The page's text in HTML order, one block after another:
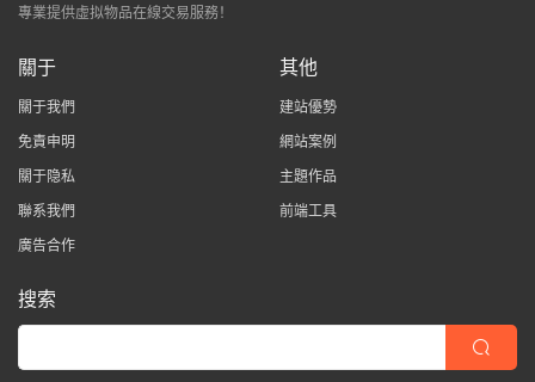
專業提供虛拟物品在線交易服務！
關于
關于我們
免責申明
關于隐私
聯系我們
廣告合作
其他
建站優勢
網站案例
主題作品
前端工具
搜索